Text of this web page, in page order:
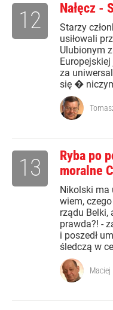
Nałęcz -
Starzy
usiłowali
Ulubionym
za
się �
12
Ryba po
moralne
Nikolski ma
wiem,
rządu Belki,
prawda?! -
i poszedł
śledczą w
13
Maciej